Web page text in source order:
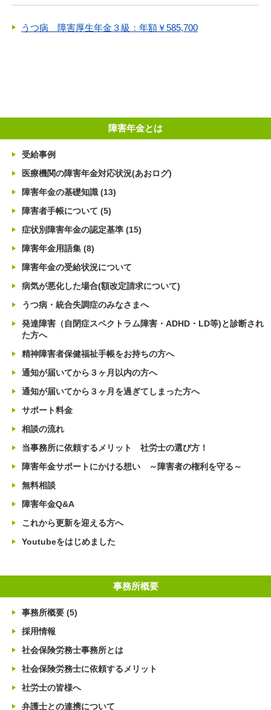
うつ病 障害厚生年金３級：年額￥585,700
障害年金とは
受給事例
医療機関の障害年金対応状況(あおログ)
障害年金の基礎知識 (13)
障害者手帳について (5)
症状別障害年金の認定基準 (15)
障害年金用語集 (8)
障害年金の受給状況について
病気が悪化した場合(額改定請求について)
うつ病・統合失調症のみなさまへ
発達障害（自閉症スペクトラム障害・ADHD・LD等)と診断され
た方へ
精神障害者保健福祉手帳をお持ちの方へ
通知が届いてから３ヶ月以内の方へ
通知が届いてから３ヶ月を過ぎてしまった方へ
サポート料金
相談の流れ
当事務所に依頼するメリット 社労士の選び方！
障害年金サポートにかける想い ～障害者の権利を守る～
無料相談
障害年金Q&A
これから更新を迎える方へ
Youtubeをはじめました
事務所概要
事務所概要 (5)
採用情報
社会保険労務士事務所とは
社会保険労務士に依頼するメリット
社労士の皆様へ
弁護士との連携について